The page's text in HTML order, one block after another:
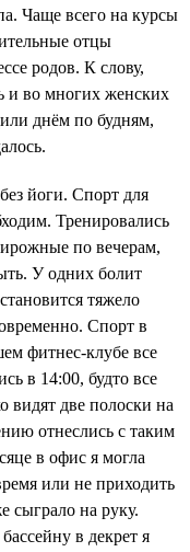
Чаще всего на курсы
отцы
родов. К слову,
и во многих женских
днём по будням,
йоги. Спорт для
Тренировались
по вечерам,
У одних болит
тяжело
Спорт в
фитнес-клубе все
в 14:00, будто все
видят две полоски на
отнеслись с таким
в офис я могла
или не приходить
сыграло на руку.
в декрет я